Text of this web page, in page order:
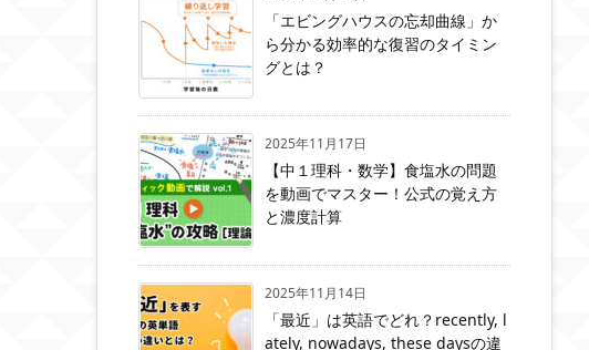
「エビングハウスの忘却曲線」か
ら分かる効率的な復習のタイミン
グとは？
2025年11月17日
【中１理科・数学】食塩水の問題
を動画でマスター！公式の覚え方
と濃度計算
2025年11月14日
「最近」は英語でどれ？recently, l
ately, nowadays, these daysの違